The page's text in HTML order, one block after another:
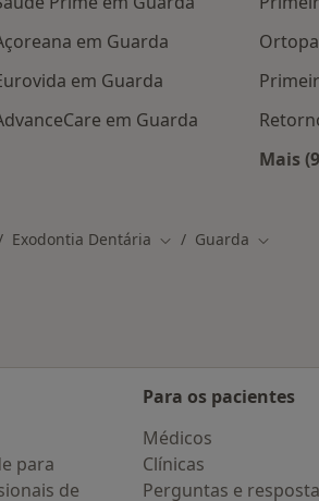
em Guarda
em Guarda
em Guarda
Mais
Exodontia Dentária Mudar de cidade
Guarda Mudar
para
de
Para os pacientes
Médicos
Clínicas
Perguntas e